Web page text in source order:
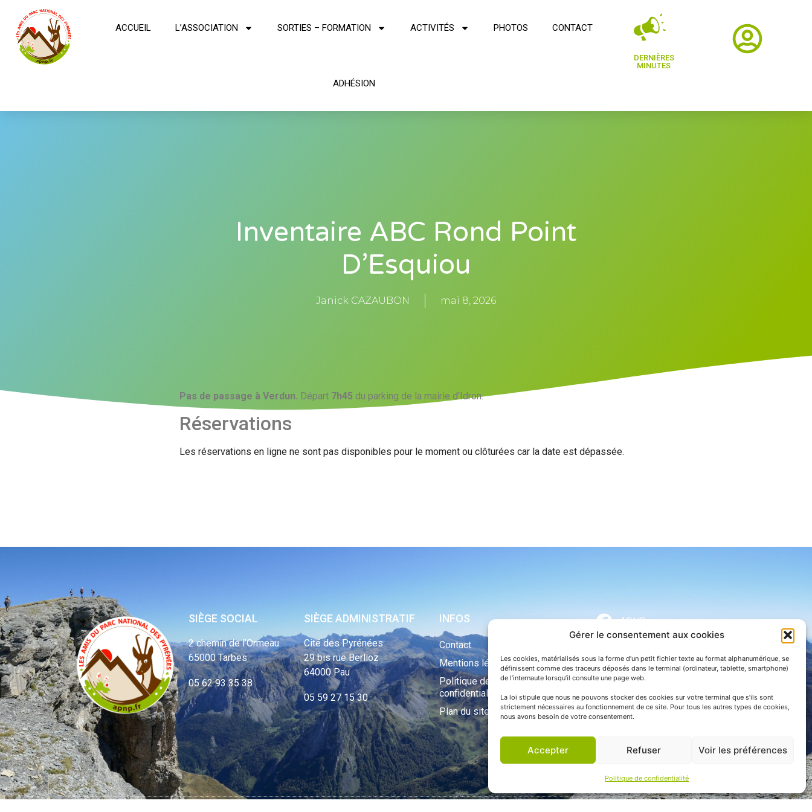
Gérer le consentement aux cookies
Les cookies, matérialisés sous la forme d’un petit fichier texte au format alphanumérique, se
définissent comme des traceurs déposés dans le terminal (ordinateur, tablette, smartphone)
de l’internaute lorsqu’il consulte une page web.
La loi stipule que nous ne pouvons stocker des cookies sur votre terminal que s’ils sont
strictement nécessaires au fonctionnement de ce site. Pour tous les autres types de cookies,
nous avons besoin de votre consentement.
Accepter Refuser Voir les préférences
Politique de confidentialité
ACCUEIL L’ASSOCIATION SORTIES – FORMATION ACTIVITÉS PHOTOS CONTACT
ADHÉSION
DERNIÈRES
MINUTES
Inventaire ABC Rond Point
D’Esquiou
Janick CAZAUBON mai 8, 2026
Pas de passage à Verdun. Départ 7h45 du parking de la mairie d’Idron.
Réservations
Les réservations en ligne ne sont pas disponibles pour le moment ou clôturées car la date est dépassée.
SIÈGE SOCIAL
2 chemin de l’Ormeau
65000 Tarbes
05 62 93 35 38
SIÈGE ADMINISTRATIF
Cité des Pyrénées
29 bis rue Berlioz
64000 Pau
05 59 27 15 30
INFOS
Contact
Mentions légales
Politique de
confidentialité
Plan du site
APNP
Parc national des Pyrénées